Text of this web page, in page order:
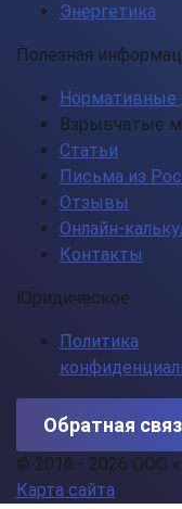
Энергетика
Полезная
Нормативные
Взрывчатые
Статьи
Письма из
Отзывы
Онлайн-
Контакты
Юридическое
Политика
Обратная
© 2016 - 2026 ООО
Карта сайта